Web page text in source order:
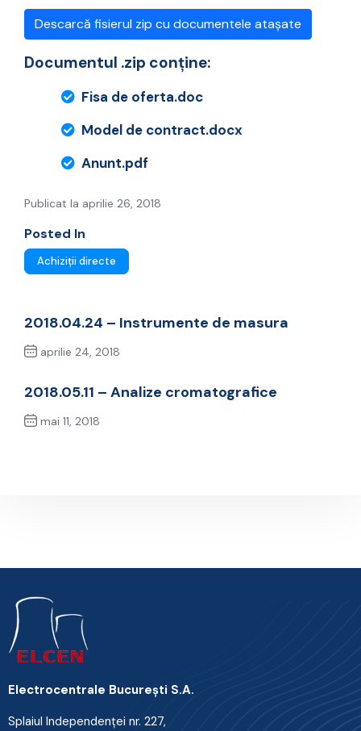
Descarcă fisierul zip cu documentele atașate
Documentul .zip conține:
Fisa de oferta.doc
Model de contract.docx
Anunt.pdf
Publicat la aprilie 26, 2018
Posted In
Achiziții directe
2018.04.24 – Instrumente de masura
aprilie 24, 2018
2018.05.11 – Analize cromatografice
mai 11, 2018
Electrocentrale Bucureşti S.A.
Splaiul Independenţei nr. 227,